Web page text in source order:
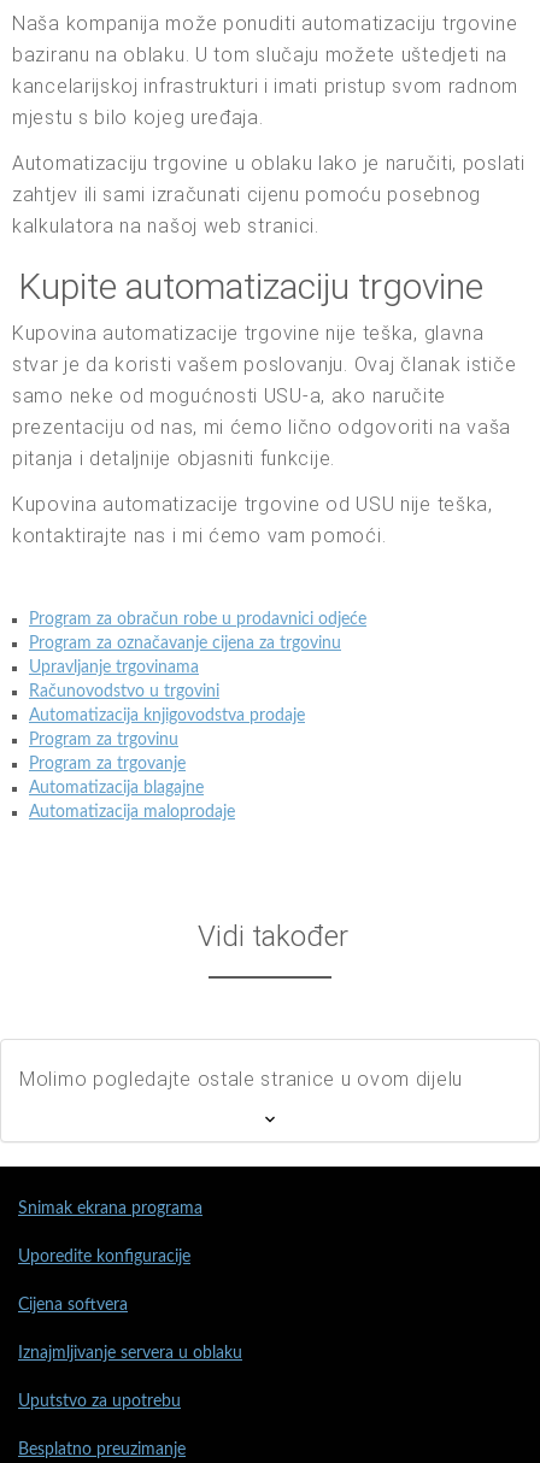
Naša kompanija može ponuditi automatizaciju trgovine
baziranu na oblaku. U tom slučaju možete uštedjeti na
kancelarijskoj infrastrukturi i imati pristup svom radnom
mjestu s bilo kojeg uređaja.
Automatizaciju trgovine u oblaku lako je naručiti, poslati
zahtjev ili sami izračunati cijenu pomoću posebnog
kalkulatora na našoj web stranici.
Kupite automatizaciju trgovine
Kupovina automatizacije trgovine nije teška, glavna
stvar je da koristi vašem poslovanju. Ovaj članak ističe
samo neke od mogućnosti USU-a, ako naručite
prezentaciju od nas, mi ćemo lično odgovoriti na vaša
pitanja i detaljnije objasniti funkcije.
Kupovina automatizacije trgovine od USU nije teška,
kontaktirajte nas i mi ćemo vam pomoći.
Program za obračun robe u prodavnici odjeće
Program za označavanje cijena za trgovinu
Upravljanje trgovinama
Računovodstvo u trgovini
Automatizacija knjigovodstva prodaje
Program za trgovinu
Program za trgovanje
Automatizacija blagajne
Automatizacija maloprodaje
Vidi također
Molimo pogledajte ostale stranice u ovom dijelu
Snimak ekrana programa
Uporedite konfiguracije
Cijena softvera
Iznajmljivanje servera u oblaku
Uputstvo za upotrebu
Besplatno preuzimanje